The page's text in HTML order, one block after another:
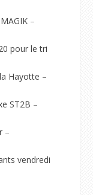
–
pour le tri
Hayotte –
ST2B –
–
vendredi